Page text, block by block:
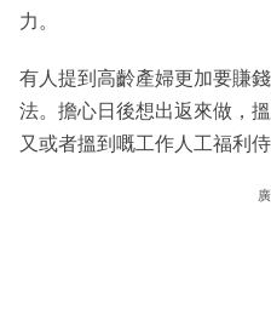
力。
有人提到高齡產婦更加要賺
法。擔心日後想出返來做，
又或者搵到嘅工作人工福利